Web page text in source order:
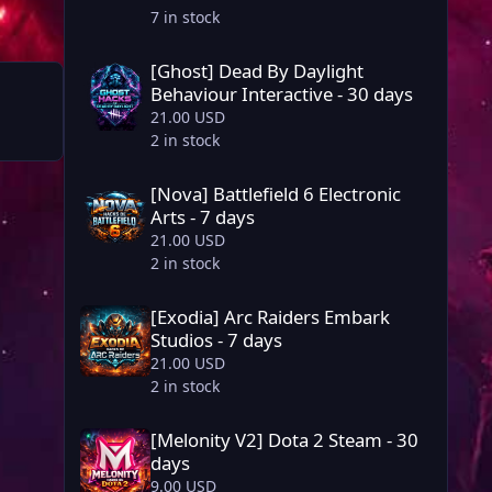
7 in stock
[Ghost] Dead By Daylight
Behaviour Interactive - 30 days
21.00 USD
2 in stock
[Nova] Battlefield 6 Electronic
Arts - 7 days
21.00 USD
2 in stock
[Exodia] Arc Raiders Embark
Studios - 7 days
21.00 USD
2 in stock
[Melonity V2] Dota 2 Steam - 30 days
[Melonity V2] Dota 2 Steam - 30
days
9.00 USD